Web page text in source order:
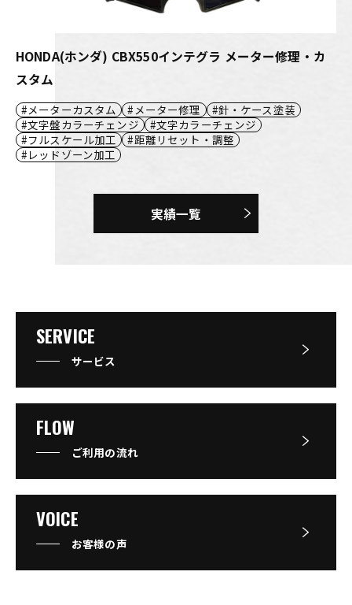
HONDA(ホンダ) CBX550インテグラ メーター修理・カ
スタム
メーターカスタム メーター修理
針・ケース塗装
文字盤カラーチェンジ
文字カラーチェンジ
フルスケール加工
距離リセット・調整
レッドゾーン加工
実績一覧
SERVICE
サービス
FLOW
ご利用の流れ
VOICE
お客様の声